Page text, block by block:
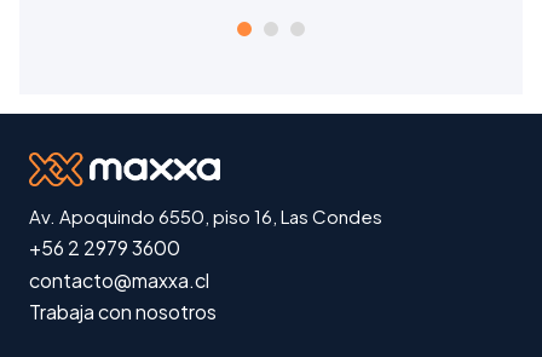
Av. Apoquindo 6550, piso 16, Las Condes
+56 2 2979 3600
contacto@maxxa.cl
Trabaja con nosotros